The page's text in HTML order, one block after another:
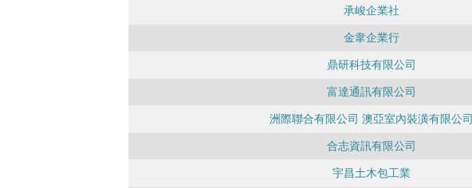
承峻企業社
金韋企業行
鼎研科技有限公司
富達通訊有限公司
洲際聯合有限公司 澳亞室內裝潢有限公司
合志資訊有限公司
宇昌土木包工業